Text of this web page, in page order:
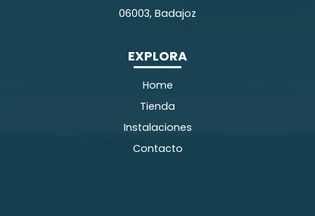
EXPLORA
Home
Tienda
Instalaciones
Contacto
06003, Badajoz